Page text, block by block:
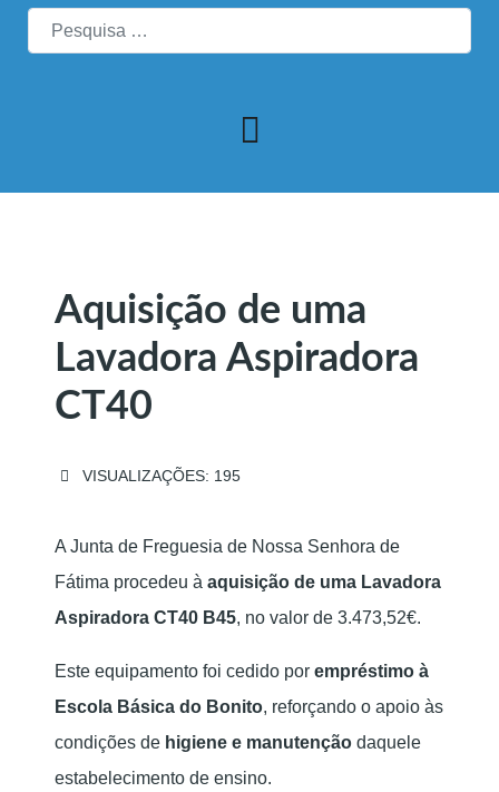
Aquisição de uma
Lavadora Aspiradora
CT40
VISUALIZAÇÕES: 195
A Junta de Freguesia de Nossa Senhora de
Fátima procedeu à aquisição de uma Lavadora
Aspiradora CT40 B45, no valor de 3.473,52€.
Este equipamento foi cedido por empréstimo à
Escola Básica do Bonito, reforçando o apoio às
condições de higiene e manutenção daquele
estabelecimento de ensino.